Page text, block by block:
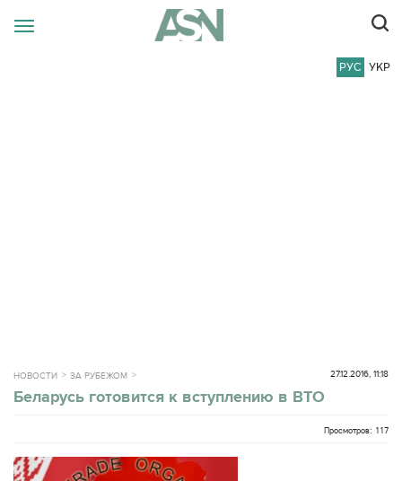
РУС УКР
НОВОСТИ ЗА РУБЕЖОМ 27.12.2016, 11:18
Беларусь готовится к вступлению в ВТО
Просмотров: 117